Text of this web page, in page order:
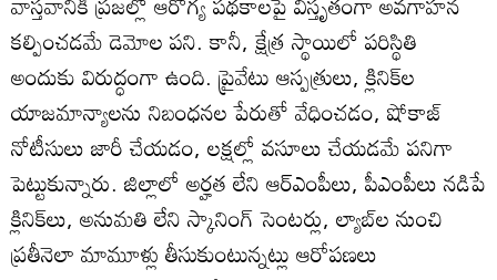
కల్పించడమే డెమోల పని. కానీ, క్షేత్ర స్థాయిలో పరిస్థితి
అందుకు విరుద్ధంగా ఉంది. ప్రైవేటు ఆస్పత్రులు, క్లినిక్‌ల
యాజమాన్యాలను నిబంధనల పేరుతో వేధించడం, షోకాజ్‌
నోటీసులు జారీ చేయడం, లక్షల్లో వసూలు చేయడమే పనిగా
పెట్టుకున్నారు. జిల్లాలో అర్హత లేని ఆర్‌ఎంపీలు, పీఎంపీలు నడిపే
క్లినిక్‌లు, అనుమతి లేని స్కానింగ్‌ సెంటర్లు, ల్యాబ్‌ల నుంచి
ప్రతీనెలా మామూళ్లు తీసుకుంటున్నట్లు ఆరోపణలు